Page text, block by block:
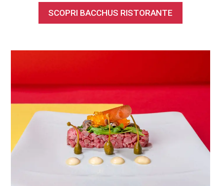
SCOPRI BACCHUS RISTORANTE